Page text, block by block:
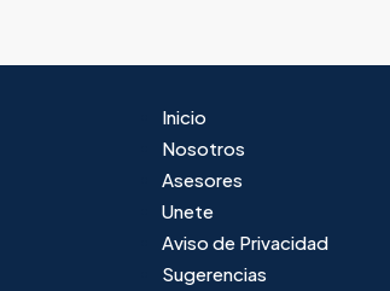
Inicio
Nosotros
Asesores
Unete
Aviso de Privacidad
Sugerencias